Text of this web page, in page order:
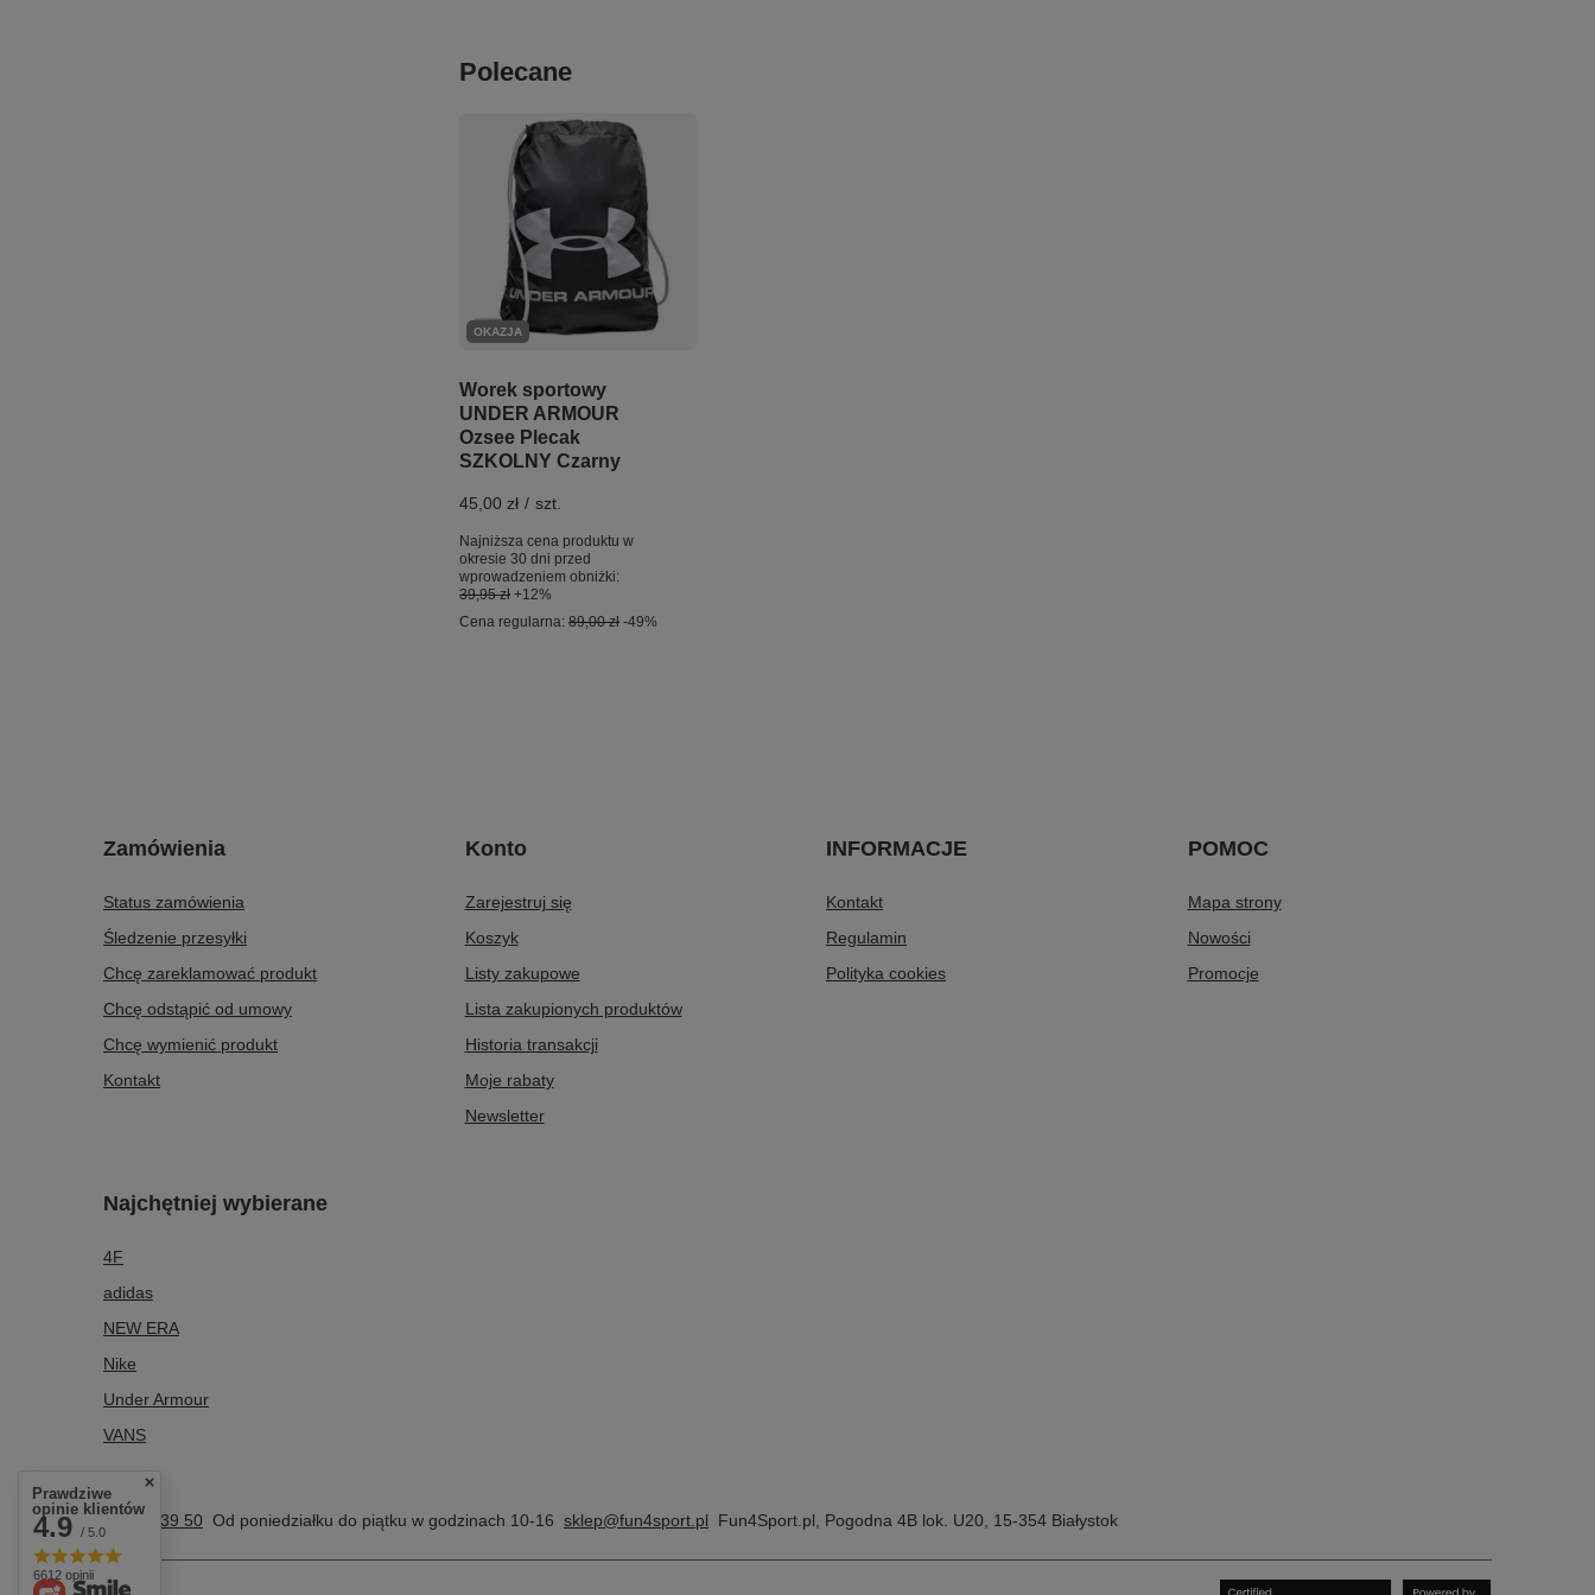
Polecane
OKAZJA
Worek sportowy
UNDER ARMOUR
Ozsee Plecak
SZKOLNY Czarny
45,00 zł / szt.
Najniższa cena produktu w
okresie 30 dni przed
wprowadzeniem obniżki:
39,95 zł +12%
Cena regularna: 89,00 zł -49%
Zamówienia
Status zamówienia
Śledzenie przesyłki
Chcę zareklamować produkt
Chcę odstąpić od umowy
Chcę wymienić produkt
Kontakt
Konto
Zarejestruj się
Koszyk
Listy zakupowe
Lista zakupionych produktów
Historia transakcji
Moje rabaty
Newsletter
INFORMACJE
Kontakt
Regulamin
Polityka cookies
POMOC
Mapa strony
Nowości
Promocje
Najchętniej wybierane
4F
adidas
NEW ERA
Nike
Under Armour
VANS
504 39 39 50 Od poniedziałku do piątku w godzinach 10-16 sklep@fun4sport.pl Fun4Sport.pl Pogodna 4B lok. U20 15-354 Białystok
Prawdziwe
opinie klientów
4.9 / 5.0
6612 opinii